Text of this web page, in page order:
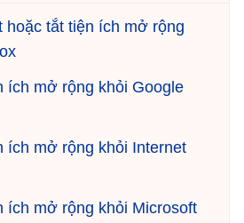
hoặc tắt tiện ích mở rộng
ích mở rộng khỏi Google
ích mở rộng khỏi Internet
ích mở rộng khỏi Microsoft